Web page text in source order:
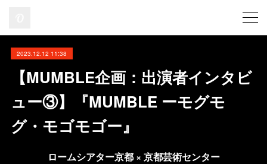
2023.12.12 11:38
【MUMBLE企画：出演者インタビ
ュー③】『MUMBLE ーモグモ
グ・モゴモゴー』
ロームシアター京都 × 京都芸術センター